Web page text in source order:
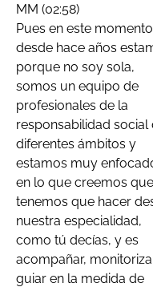
MM (02:58)
Pues en este
desde hace años
porque no soy sola,
somos un equipo de
profesionales de la
responsabilidad social
diferentes ámbitos y
estamos muy
en lo que creemos que
tenemos que hacer
nuestra especialidad,
como tú decías, y es
acompañar,
guiar en la medida de